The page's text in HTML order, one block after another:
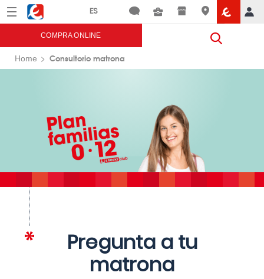
Menú Eroski
COMPRA ONLINE
Home Consultorio matrona
Pregunta a tu
matrona